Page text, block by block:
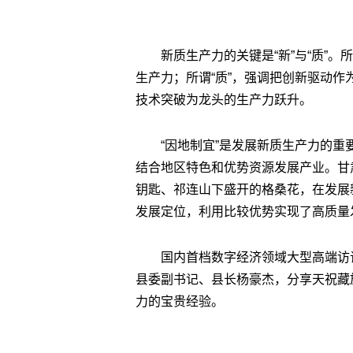
新质生产力的关键是“新”与“质”。
生产力；所谓“质”，强调把创新驱动
技术突破为龙头的生产力跃升。
“因地制宜”是发展新质生产力的
结合地区特色和优势资源发展产业。
钥匙、祁连山下盛开的格桑花，在发
发展定位，利用比较优势实现了高质量
国内首档数字经济领域大型高端
县委副书记、县长杨豪杰，分享天祝
力的宝贵经验。